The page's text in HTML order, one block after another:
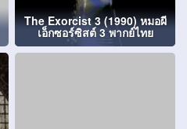
The Exorcist 3 (1990) หมอผี
เอ็กซอร์ซิสต์ 3 พากย์ไทย